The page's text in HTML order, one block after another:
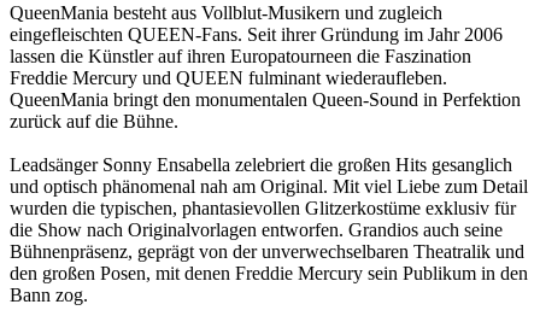
QueenMania besteht aus Vollblut-Musikern und zugleich
eingefleischten QUEEN-Fans. Seit ihrer Gründung im Jahr 2006
lassen die Künstler auf ihren Europatourneen die Faszination
Freddie Mercury und QUEEN fulminant wiederaufleben.
QueenMania bringt den monumentalen Queen-Sound in Perfektion
zurück auf die Bühne.
Leadsänger Sonny Ensabella zelebriert die großen Hits gesanglich
und optisch phänomenal nah am Original. Mit viel Liebe zum Detail
wurden die typischen, phantasievollen Glitzerkostüme exklusiv für
die Show nach Originalvorlagen entworfen. Grandios auch seine
Bühnenpräsenz, geprägt von der unverwechselbaren Theatralik und
den großen Posen, mit denen Freddie Mercury sein Publikum in den
Bann zog.